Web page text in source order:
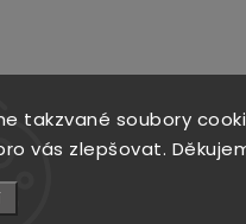
takzvané soubory
vás zlepšovat.